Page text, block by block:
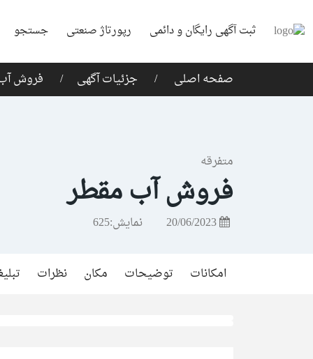
ثبت آگهی رایگان و دائمی رپورتاژ صنعتی جستجو
صفحه اصلی جزئیات آگهی فروش
متفرقه
فروش آب مقطر
نمایش:625
امکانات توضیحات مکان نظرات